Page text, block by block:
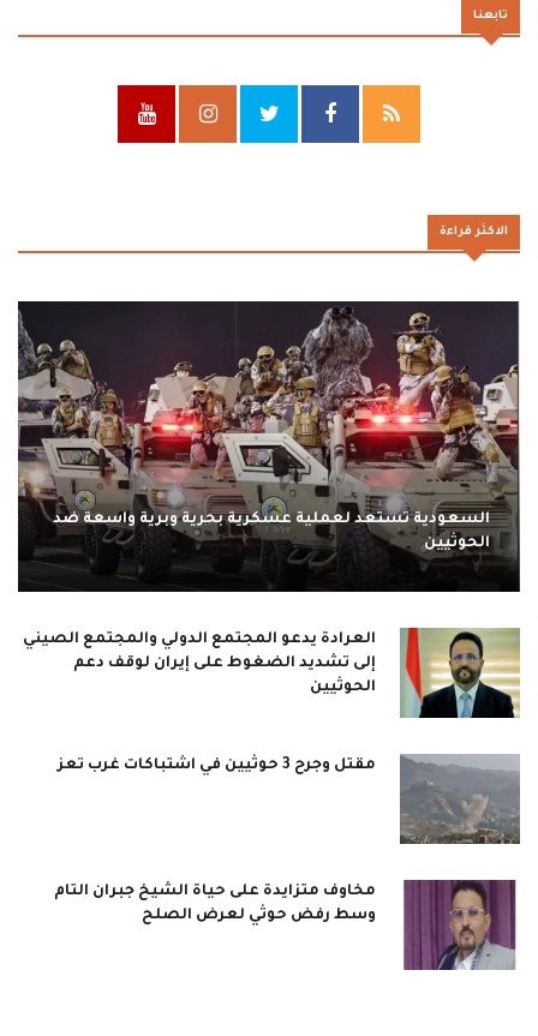
تابعنا
الاكثر قراءة
السعودية تستعد لعملية عسكرية بحرية وبرية واسعة ضد
الحوثيين
العرادة يدعو المجتمع الدولي والمجتمع الصيني
إلى تشديد الضغوط على إيران لوقف دعم
الحوثيين
مقتل وجرح 3 حوثيين في اشتباكات غرب تعز
مخاوف متزايدة على حياة الشيخ جبران التام
وسط رفض حوثي لعرض الصلح